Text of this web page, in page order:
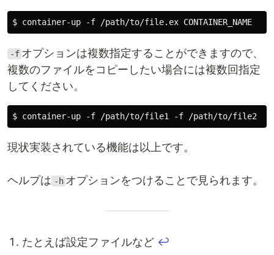
-f オプションは複数指定することができますので、
複数のファイルをコピーしたい場合には複数回指定
してください。
現状実装されている機能は以上です。
ヘルプは -h オプションをつけることで見られます。
たとえば設定ファイルなど ↩︎